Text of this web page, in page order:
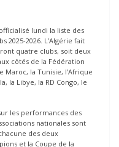
lundi la liste des
2025-2026. L’Algérie fait
quatre clubs, soit deux
côtés de la Fédération
Maroc, la Tunisie, l’Afrique
la Libye, la RD Congo, le
les performances des
nationales sont
des deux
et la Coupe de la